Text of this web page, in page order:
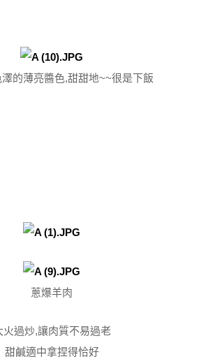
的薄亮醬色,甜甜地~~很是下飯
蔥爆羊肉
火過炒,讓肉質不易過老
甜鹹適中拿捏得恰好